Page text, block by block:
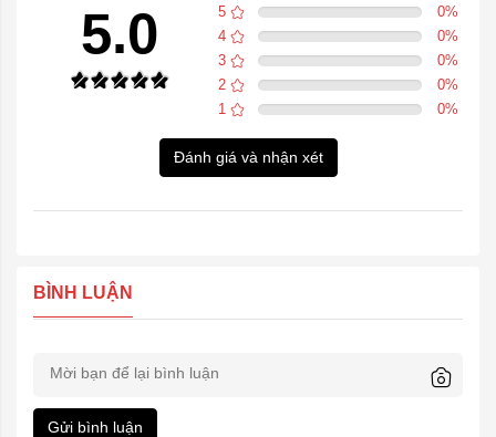
5.0 5 0%
4
0%
3
0%
2
0%
1
0%
Đánh giá và nhận xét
BÌNH LUẬN
Gửi bình luận